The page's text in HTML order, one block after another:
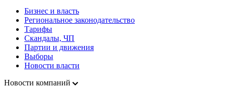
Бизнес и власть
Региональное законодательство
Тарифы
Скандалы, ЧП
Партии и движения
Выборы
Новости власти
Новости компаний